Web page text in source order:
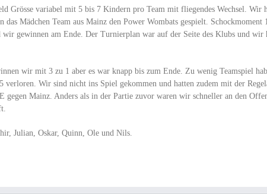
Grösse variabel mit 5 bis 7 Kindern pro Team mit fliegendes Wechsel. Wir
das Mädchen Team aus Mainz den Power Wombats gespielt.
wir gewinnen am Ende. Der Turnierplan war auf der Seite des Klubs und
wir mit 3 zu 1 aber es war knapp bis zum Ende. Zu wenig Teamspiel
Wir sind nicht ins Spiel gekommen und hatten zudem mit der
Mainz. Anders als in der Partie zuvor waren wir schneller an den
Julian, Oskar, Quinn, Ole und Nils.